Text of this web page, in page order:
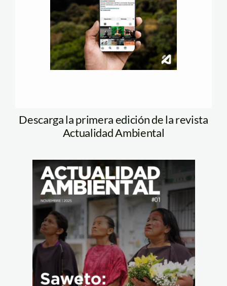
Descarga la primera edición de la revista
Actualidad Ambiental